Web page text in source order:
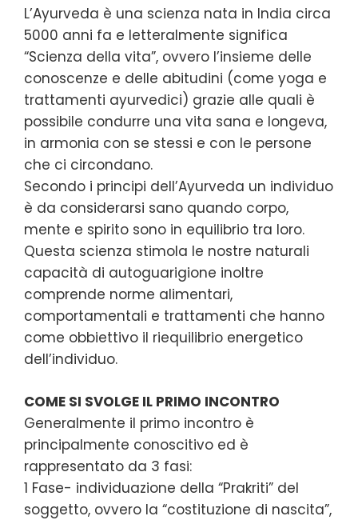
L’Ayurveda è una scienza nata in India circa
5000 anni fa e letteralmente significa
“Scienza della vita”, ovvero l’insieme delle
conoscenze e delle abitudini (come yoga e
trattamenti ayurvedici) grazie alle quali è
possibile condurre una vita sana e longeva,
in armonia con se stessi e con le persone
che ci circondano.
Secondo i principi dell’Ayurveda un individuo
è da considerarsi sano quando corpo,
mente e spirito sono in equilibrio tra loro.
Questa scienza stimola le nostre naturali
capacità di autoguarigione inoltre
comprende norme alimentari,
comportamentali e trattamenti che hanno
come obbiettivo il riequilibrio energetico
dell’individuo.
COME SI SVOLGE IL PRIMO INCONTRO
Generalmente il primo incontro è
principalmente conoscitivo ed è
rappresentato da 3 fasi:
1 Fase- individuazione della “Prakriti” del
soggetto, ovvero la “costituzione di nascita”,